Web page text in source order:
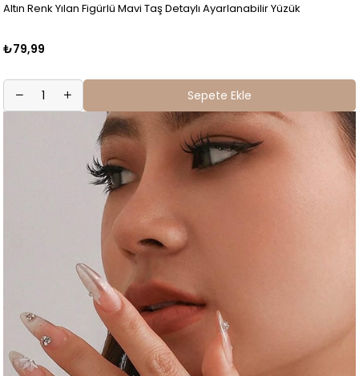
Altın Renk Yılan Figürlü Mavi Taş Detaylı Ayarlanabilir Yüzük
₺79,99
Sepete Ekle